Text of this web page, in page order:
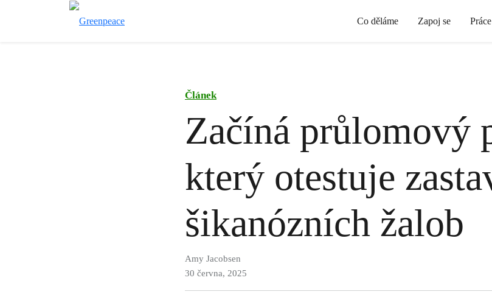
Co děláme Zapoj se Práce
Článek
Začíná průlomový
který otestuje
šikanózních žalob
Amy Jacobsen
30 června, 2025